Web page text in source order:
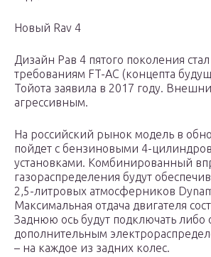
Новый Rav 4
Дизайн Рав 4 пятого поколения стал
требованиям FT-AC (концепта
Тойота заявила в 2017 году.
агрессивным.
На российский рынок модель в
пойдет с бензиновыми 4-
установками. Комбинированный
газораспределения будут
2,5-литровых атмосферников
Максимальная отдача двигателя
Заднюю ось будут подключать либо
дополнительным
– на каждое из задних колес.